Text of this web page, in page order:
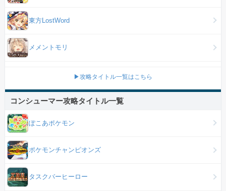
東方LostWord
メメントモリ
▶攻略タイトル一覧はこちら
コンシューマー攻略タイトル一覧
ぽこあポケモン
ポケモンチャンピオンズ
タスクバーヒーロー